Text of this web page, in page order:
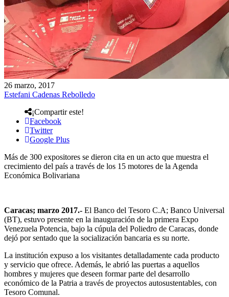
26 marzo, 2017
Estefani Cadenas Rebolledo
¡Compartir este!
Facebook
Twitter
Google Plus
Más de 300 expositores se dieron cita en un acto que muestra el
crecimiento del país a través de los 15 motores de la Agenda
Económica Bolivariana
Caracas; marzo 2017.- El Banco del Tesoro C.A; Banco Universal
(BT), estuvo presente en la inauguración de la primera Expo
Venezuela Potencia, bajo la cúpula del Poliedro de Caracas, donde
dejó por sentado que la socialización bancaria es su norte.
La institución expuso a los visitantes detalladamente cada producto
y servicio que ofrece. Además, le abrió las puertas a aquellos
hombres y mujeres que deseen formar parte del desarrollo
económico de la Patria a través de proyectos autosustentables, con
Tesoro Comunal.